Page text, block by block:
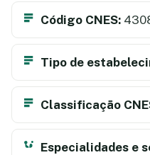
Código CNES:
Tipo de
Classificação
Especialidades e